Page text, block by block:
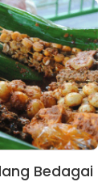
Bedagai